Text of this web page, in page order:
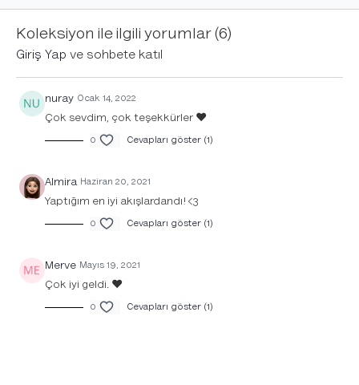
ve bele odakanıyor, tüm
rahatlatıyoruz.
Koleksiyon ile ilgili yorumlar (6)
Giriş Yap ve sohbete katıl
nuray Ocak 14, 2022
Çok sevdim, çok teşekkürler ♥️
0 Cevapları göster (1)
Almira Haziran 20, 2021
Yaptığım en iyi akışlardandı! <3
0 Cevapları göster (1)
Merve Mayıs 19, 2021
Çok iyi geldi. ❤️
0 Cevapları göster (1)